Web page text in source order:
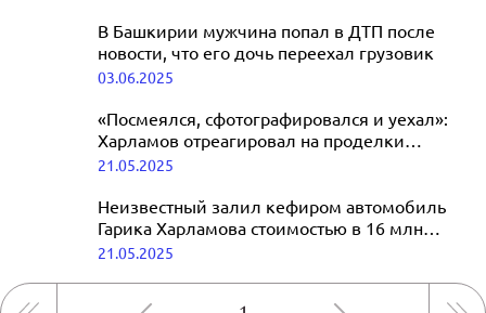
В Башкирии мужчина попал в ДТП после
новости, что его дочь переехал грузовик
03.06.2025
«Посмеялся, сфотографировался и уехал»:
Харламов отреагировал на проделки
мстителя, который облил машину кефиром
21.05.2025
Неизвестный залил кефиром автомобиль
Гарика Харламова стоимостью в 16 млн
рублей
21.05.2025